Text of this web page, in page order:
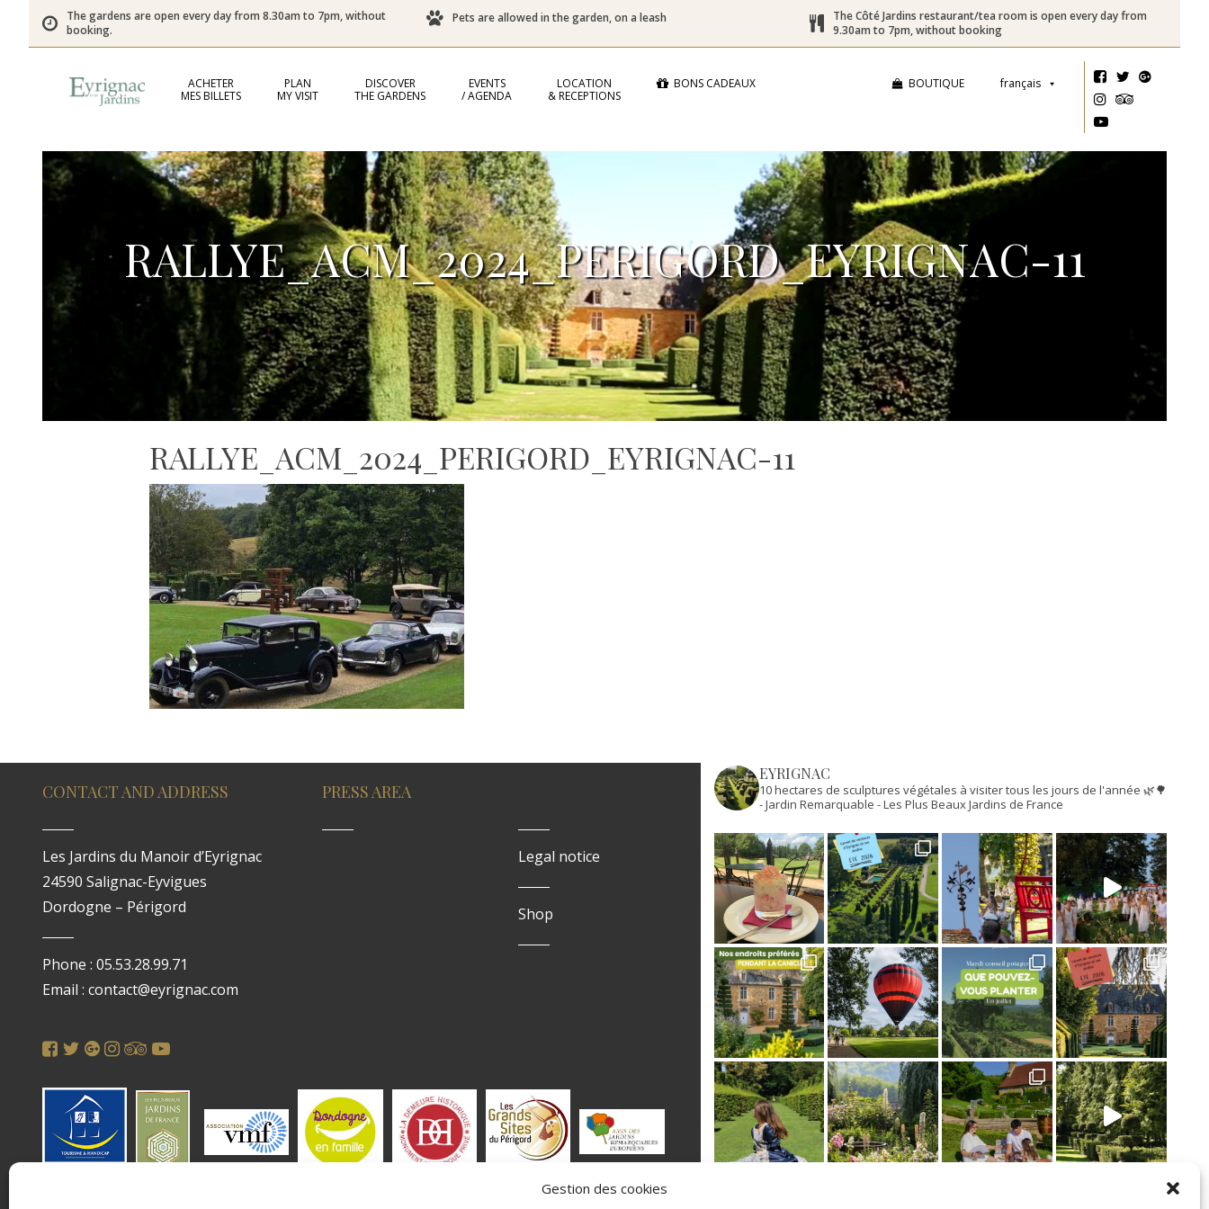
Gestion des cookies
The gardens are open every day from 8.30am to 7pm, without
booking.
Pets are allowed in the garden, on a leash
The Côté Jardins restaurant/tea room is open every day from
9.30am to 7pm, without booking
ACHETER
MES BILLETS
PLAN
MY VISIT
DISCOVER
THE GARDENS
EVENTS
/ AGENDA
LOCATION
& RECEPTIONS
français
BOUTIQUE
BONS CADEAUX
RALLYE_ACM_2024_PERIGORD_EYRIGNAC-11
RALLYE_ACM_2024_PERIGORD_EYRIGNAC-11
CONTACT AND ADDRESS
Les Jardins du Manoir d’Eyrignac
24590 Salignac-Eyvigues
Dordogne – Périgord
Phone : 05.53.28.99.71
Email : contact@eyrignac.com
PRESS AREA
Legal notice
Shop
EYRIGNAC
10 hectares de sculptures végétales à visiter tous les jours de l'année 🌿🌳
- Jardin Remarquable - Les Plus Beaux Jardins de France